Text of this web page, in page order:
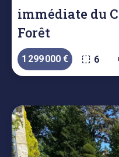
immédiate du
Forêt
1 299 000 € 6